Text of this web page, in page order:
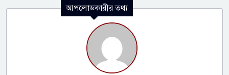
আপলোডকারীর তথ্য